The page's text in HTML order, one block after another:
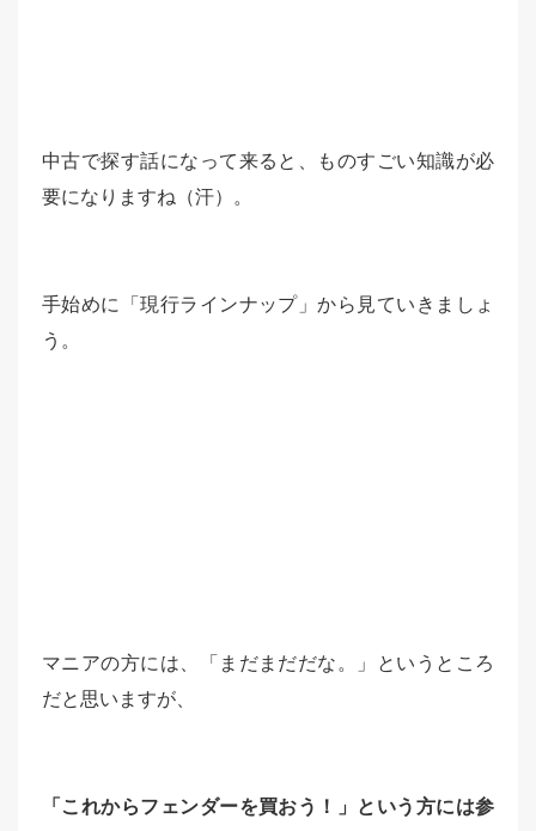
中古で探す話になって来ると、ものすごい知識が必
要になりますね（汗）。
手始めに「現行ラインナップ」から見ていきましょ
う。
マニアの方には、「まだまだだな。」というところ
だと思いますが、
「これからフェンダーを買おう！」という方には参